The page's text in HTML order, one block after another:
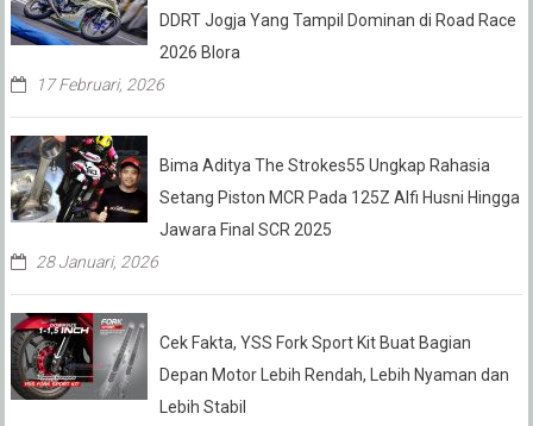
DDRT Jogja Yang Tampil Dominan di Road Race
2026 Blora
17 Februari, 2026
Bima Aditya The Strokes55 Ungkap Rahasia
Setang Piston MCR Pada 125Z Alfi Husni Hingga
Jawara Final SCR 2025
28 Januari, 2026
Cek Fakta, YSS Fork Sport Kit Buat Bagian
Depan Motor Lebih Rendah, Lebih Nyaman dan
Lebih Stabil